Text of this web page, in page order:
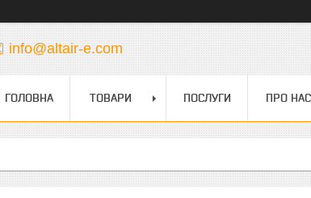
info@altair-e.com
ГОЛОВНА ТОВАРИ ПОСЛУГИ ПРО НАС